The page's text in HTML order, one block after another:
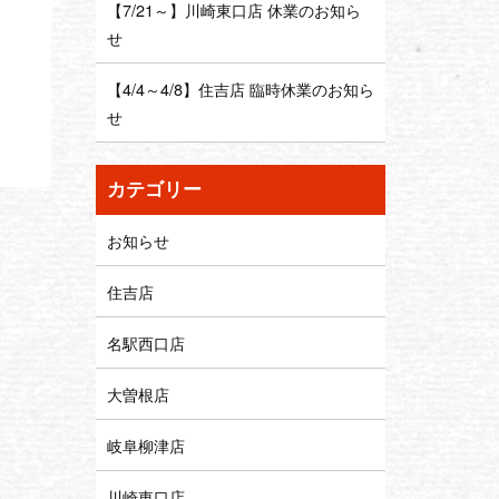
【7/21～】川崎東口店 休業のお知ら
せ
【4/4～4/8】住吉店 臨時休業のお知ら
せ
カテゴリー
お知らせ
住吉店
名駅西口店
大曽根店
岐阜柳津店